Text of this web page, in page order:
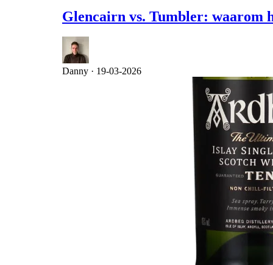
Glencairn vs. Tumbler: waarom
Danny · 19-03-2026